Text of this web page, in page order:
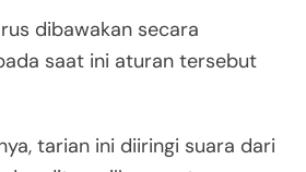
dibawakan secara
saat ini aturan tersebut
tarian ini diiringi suara dari